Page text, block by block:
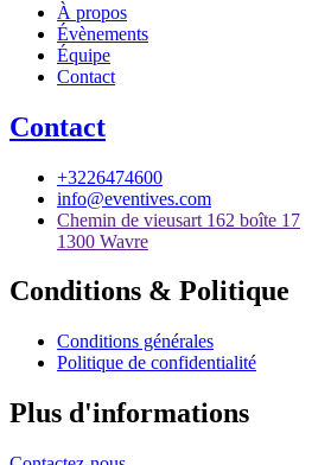
À propos
Évènements
Équipe
Contact
Contact
+3226474600
info@eventives.com
Chemin de vieusart 162 boîte 17
1300 Wavre
Conditions & Politique
Conditions générales
Politique de confidentialité
Plus d'informations